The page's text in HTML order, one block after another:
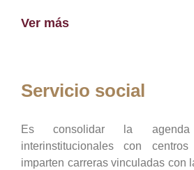
Ver más
Servicio social
Es consolidar la
interinstitucionales con
imparten carreras vinculadas con